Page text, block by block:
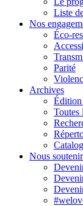
Liste
Nos
Éco-
Parité
Archives
Toutes
Nous soutenir